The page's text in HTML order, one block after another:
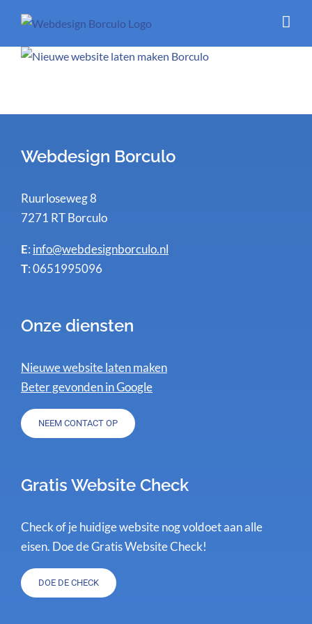
inhoud
Webdesign Borculo
Ruurloseweg 8
7271 RT Borculo
E: info@webdesignborculo.nl
T: 0651995096
Onze diensten
Nieuwe website laten maken
Beter gevonden in Google
NEEM CONTACT OP
Gratis Website Check
Check of je huidige website nog voldoet aan alle
eisen. Doe de Gratis Website Check!
DOE DE CHECK